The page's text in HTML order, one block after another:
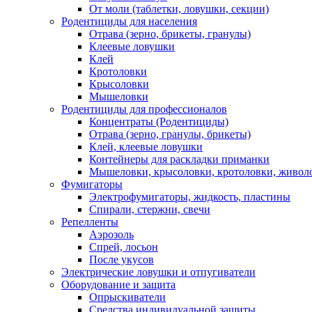
От моли (таблетки, ловушки, секции)
Родентициды для населения
Отрава (зерно, брикеты, гранулы)
Клеевые ловушки
Клей
Кротоловки
Крысоловки
Мышеловки
Родентициды для профессионалов
Концентраты (Родентициды)
Отрава (зерно, гранулы, брикеты)
Клей, клеевые ловушки
Контейнеры для раскладки приманки
Мышеловки, крысоловки, кротоловки,
Фумигаторы
Электрофумигаторы, жидкость, пластины
Спирали, стержни, свечи
Репелленты
Аэрозоль
Спрей, лосьон
После укусов
Электрические ловушки и отпугиватели
Оборудование и защита
Опрыскиватели
Средства индивидуальной защиты